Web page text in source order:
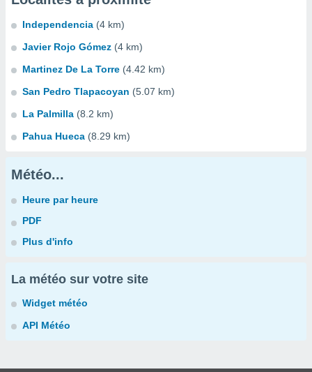
Independencia (4 km)
Javier Rojo Gómez (4 km)
Martinez De La Torre (4.42 km)
San Pedro Tlapacoyan (5.07 km)
La Palmilla (8.2 km)
Pahua Hueca (8.29 km)
Météo...
Heure par heure
PDF
Plus d'info
La météo sur votre site
Widget météo
API Météo